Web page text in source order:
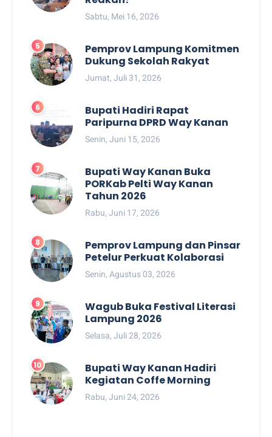
Sabtu, Mei 16, 2026
Pemprov Lampung Komitmen
Dukung Sekolah Rakyat
Jumat, Juli 31, 2026
Bupati Hadiri Rapat
Paripurna DPRD Way Kanan
Senin, Juni 15, 2026
Bupati Way Kanan Buka
PORKab Pelti Way Kanan
Tahun 2026
Rabu, Juni 17, 2026
Pemprov Lampung dan Pinsar
Petelur Perkuat Kolaborasi
Senin, Agustus 03, 2026
Wagub Buka Festival Literasi
Lampung 2026
Selasa, Juli 28, 2026
Bupati Way Kanan Hadiri
Kegiatan Coffe Morning
Rabu, Juni 24, 2026